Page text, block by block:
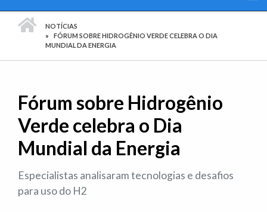
PÁGINA INICIAL
NOTÍCIAS
FÓRUM SOBRE HIDROGÊNIO VERDE CELEBRA O DIA
MUNDIAL DA ENERGIA
Fórum sobre Hidrogênio
Verde celebra o Dia
Mundial da Energia
Especialistas analisaram tecnologias e desafios
para uso do H2